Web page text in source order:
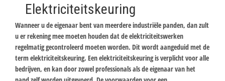
Elektriciteitskeuring
Wanneer u de eigenaar bent van meerdere industriële panden, dan zult
u er rekening mee moeten houden dat de elektriciteitswerken
regelmatig gecontroleerd moeten worden. Dit wordt aangeduid met de
term elektriciteitskeuring. Een elektriciteitskeuring is verplicht voor alle
bedrijven, en kan door zowel professionals als de eigenaar van het